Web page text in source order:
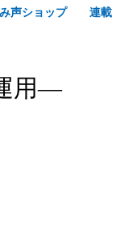
み声ショップ 連載
用―